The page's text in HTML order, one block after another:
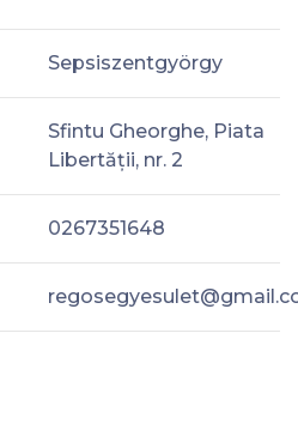
Sepsiszentgyörgy
Sfintu Gheorghe, Piata
Libertății, nr. 2
0267351648